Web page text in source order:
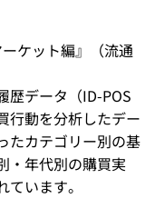
ケット編』（流通
歴データ（ID-POS
行動を分析したデー
たカテゴリー別の基
・年代別の購買実
います。